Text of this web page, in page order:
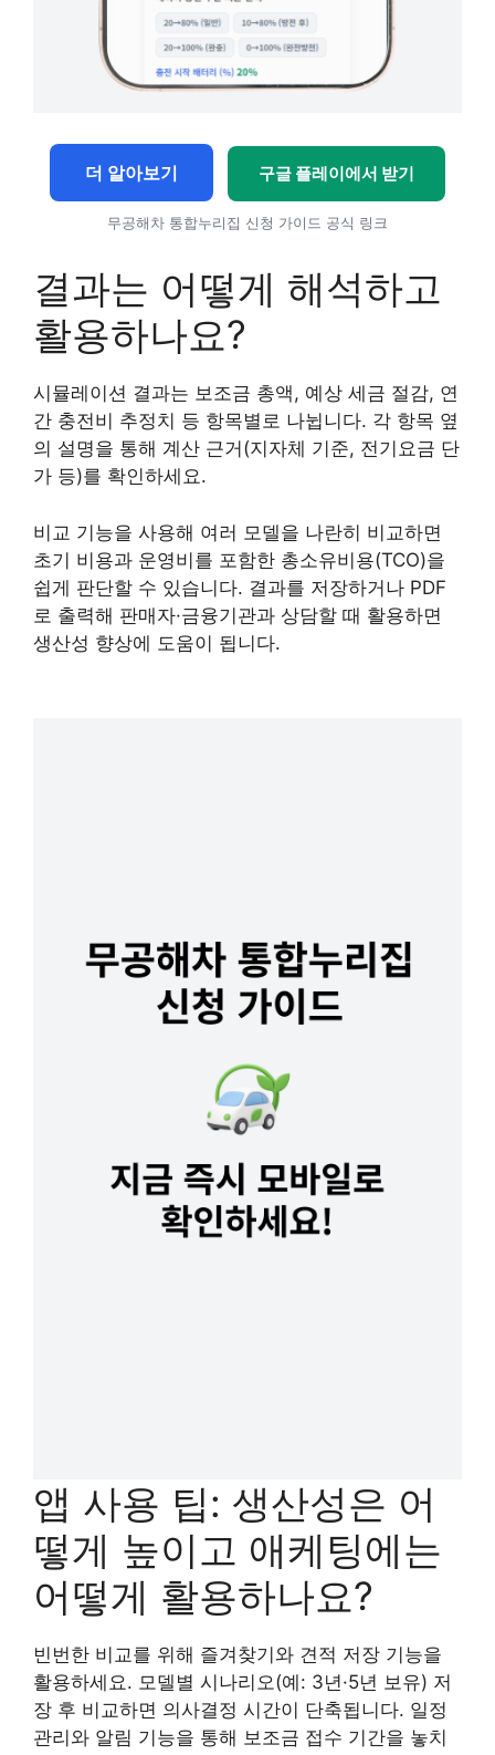
더 알아보기 구글 플레이에서 받기
무공해차 통합누리집 신청 가이드 공식 링크
결과는 어떻게 해석하고
활용하나요?
시뮬레이션 결과는 보조금 총액, 예상 세금 절감, 연
간 충전비 추정치 등 항목별로 나뉩니다. 각 항목 옆
의 설명을 통해 계산 근거(지자체 기준, 전기요금 단
가 등)를 확인하세요.
비교 기능을 사용해 여러 모델을 나란히 비교하면
초기 비용과 운영비를 포함한 총소유비용(TCO)을
쉽게 판단할 수 있습니다. 결과를 저장하거나 PDF
로 출력해 판매자·금융기관과 상담할 때 활용하면
생산성 향상에 도움이 됩니다.
앱 사용 팁: 생산성은 어
떻게 높이고 애케팅에는
어떻게 활용하나요?
빈번한 비교를 위해 즐겨찾기와 견적 저장 기능을
활용하세요. 모델별 시나리오(예: 3년·5년 보유) 저
장 후 비교하면 의사결정 시간이 단축됩니다. 일정
관리와 알림 기능을 통해 보조금 접수 기간을 놓치